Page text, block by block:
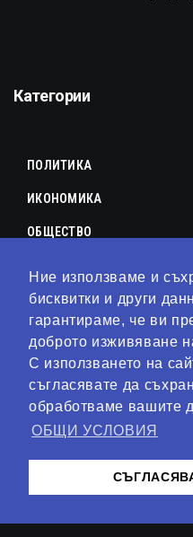
Ние използваме и
бисквитки и други
гарантираме, че ви
доброто изживяване
С използването на
съгласявате да
обработваме вашите
ОБЩИ УСЛОВИЯ
Категории
ПОЛИТИКА
ИКОНОМИКА
ОБЩЕСТВО
КУЛТУРА
ЛАЙФСТАЙЛ
ТЕХНОЛОГИИ
АНАЛИЗИ
СВЯТ
© 2023 – Сайт